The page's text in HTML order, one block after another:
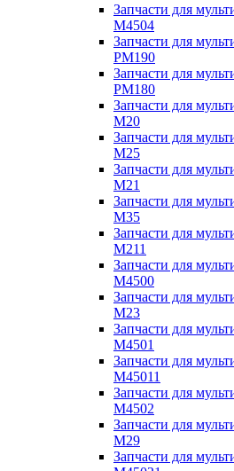
Запчасти для
M4504
Запчасти для
PM190
Запчасти для
PM180
Запчасти для
M20
Запчасти для
M25
Запчасти для
M21
Запчасти для
M35
Запчасти для
M211
Запчасти для
M4500
Запчасти для
M23
Запчасти для
M4501
Запчасти для
M45011
Запчасти для
M4502
Запчасти для
M29
Запчасти для